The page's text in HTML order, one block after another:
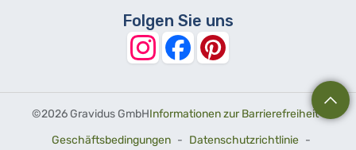
Folgen Sie uns
©2026 Gravidus GmbHInformationen zur Barrierefreiheit-
Geschäftsbedingungen - Datenschutzrichtlinie -